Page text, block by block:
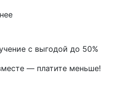
с выгодой до 50%
— платите меньше!